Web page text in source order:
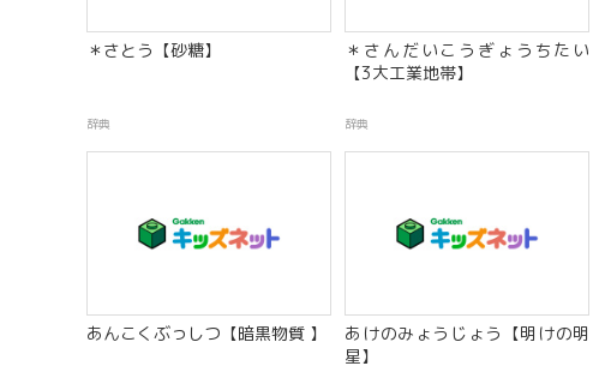
＊さとう【砂糖】
辞典
＊さんだいこうぎょうちたい
【3大工業地帯】
辞典
あんこくぶっしつ【暗黒物質 】
あけのみょうじょう【明けの明
星】